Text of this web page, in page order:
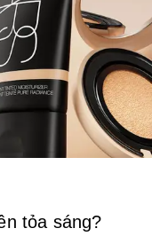
tỏa sáng?